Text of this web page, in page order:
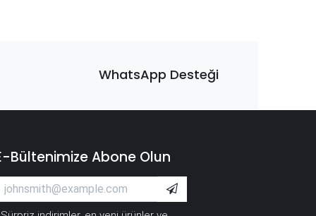
WhatsApp Desteği
Bültenimize Abone Olun